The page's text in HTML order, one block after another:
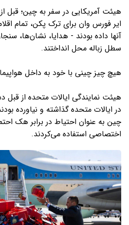
هیئت آمریکایی در سفر به چین؛ قبل
ایر فورس وان برای ترک پکن، تمام
آنها داده بودند - هدایا، نشان‌ها،
سطل زباله محل انداختند.
هیچ چیز چینی با خود به داخل هواپیما
هیئت نمایندگی ایالات متحده از
در ایالات متحده گذاشته و نیاورده
چین به عنوان احتیاط در برابر هک
اختصاصی استفاده می‌کردند.